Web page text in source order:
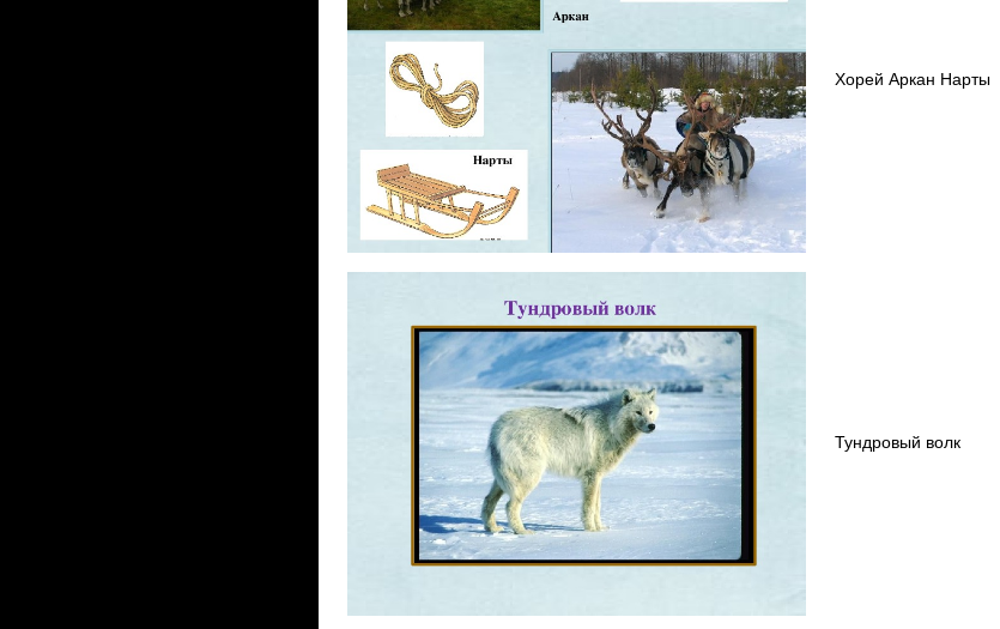
Хорей Аркан Нарты
Тундровый волк